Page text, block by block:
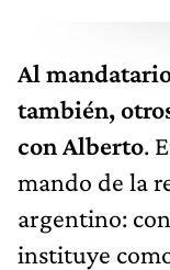
Al
también,
con Alberto.
mando de la
argentino:
instituye